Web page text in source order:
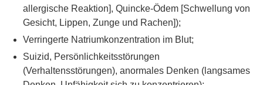
allergische Reaktion], Quincke-Ödem [Schwellung von
Gesicht, Lippen, Zunge und Rachen]);
Verringerte Natriumkonzentration im Blut;
Suizid, Persönlichkeitsstörungen
(Verhaltensstörungen), anormales Denken (langsames